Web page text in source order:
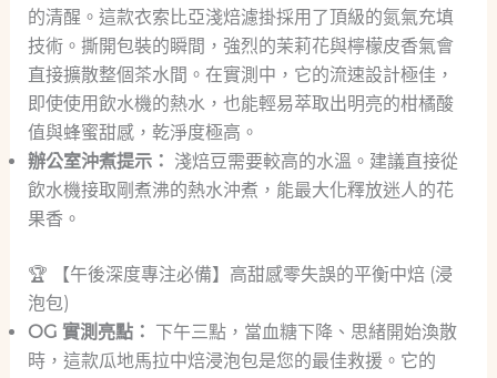
的清醒。這款衣索比亞淺焙濾掛採用了頂級的氮氣充填
技術。撕開包裝的瞬間，強烈的茉莉花與檸檬皮香氣會
直接擴散整個茶水間。在實測中，它的流速設計極佳，
即使使用飲水機的熱水，也能輕易萃取出明亮的柑橘酸
值與蜂蜜甜感，乾淨度極高。
辦公室沖煮提示： 淺焙豆需要較高的水溫。建議直接從
飲水機接取剛煮沸的熱水沖煮，能最大化釋放迷人的花
果香。
🏆 【午後深度專注必備】高甜感零失誤的平衡中焙 (浸
泡包)
OG 實測亮點： 下午三點，當血糖下降、思緒開始渙散
時，這款瓜地馬拉中焙浸泡包是您的最佳救援。它的